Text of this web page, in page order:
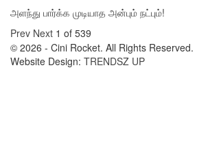
அளந்து பார்க்க முடியாத அன்பும் நட்பும்!
Prev Next 1 of 539
© 2026 - Cini Rocket. All Rights Reserved.
Website Design: TRENDSZ UP